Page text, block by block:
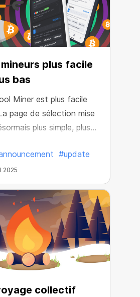
plus facile
bas
Miner est plus facile
page de sélection mise
plus simple, plus
#update
2025
collectif